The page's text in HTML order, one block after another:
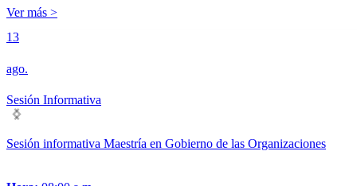
Ver más >
13
ago.
Sesión Informativa
Sesión informativa Maestría en Gobierno de las Organizaciones